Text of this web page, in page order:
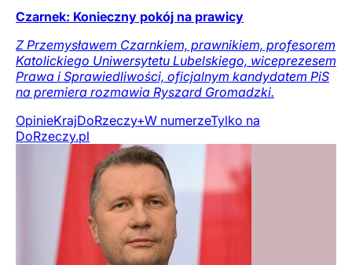
Czarnek: Konieczny pokój na prawicy
Z Przemysławem Czarnkiem, prawnikiem, profesorem
Katolickiego Uniwersytetu Lubelskiego, wiceprezesem
Prawa i Sprawiedliwości, oficjalnym kandydatem PiS
na premiera rozmawia Ryszard Gromadzki.
OpinieKrajDoRzeczy+W numerzeTylko na
DoRzeczy.pl